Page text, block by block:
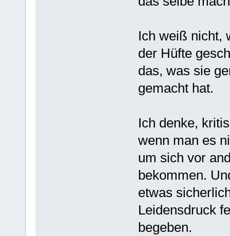
Ich weiß nicht,
der Hüfte
das, was sie
gemacht hat.
Ich denke,
wenn man es
um sich vor
bekommen.
etwas
Leidensdruck
begeben.